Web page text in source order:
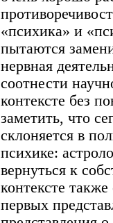
«психика» и
пытаются
нервная
соотнести
контексте без
заметить, что
склоняется в
психике:
вернуться к
контексте
первых